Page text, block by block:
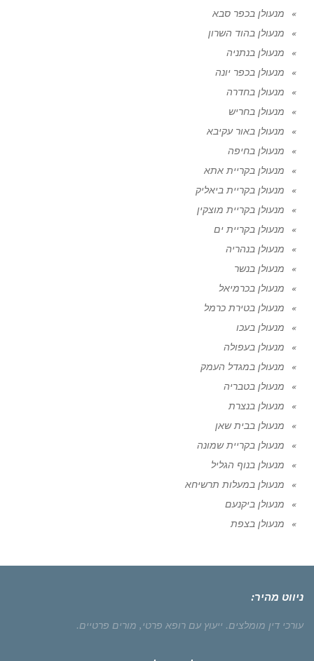
מנעולן בכפר סבא
מנעולן בהוד השרון
מנעולן בנתניה
מנעולן בכפר יונה
מנעולן בחדרה
מנעולן בחריש
מנעולן באור עקיבא
מנעולן בחיפה
מנעולן בקריית אתא
מנעולן בקריית ביאליק
מנעולן בקריית מוצקין
מנעולן בקריית ים
מנעולן בנהריה
מנעולן בנשר
מנעולן בכרמיאל
מנעולן בטירת כרמל
מנעולן בעכו
מנעולן בעפולה
מנעולן במגדל העמק
מנעולן בטבריה
מנעולן בנצרת
מנעולן בבית שאן
מנעולן בקריית שמונה
מנעולן בנוף הגליל
מנעולן במעלות תרשיחא
מנעולן ביקנעם
מנעולן בצפת
ניווט מהיר:
עורכי דין מומלצים. ייעוץ עם רופא פרטי, מורים פרטיים.